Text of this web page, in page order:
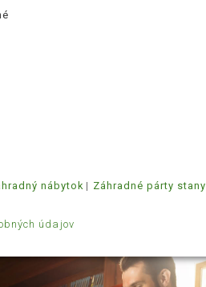
nábytok Záhradné párty stany
údajov